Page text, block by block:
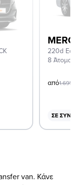
220d
8 Άτομα
από1.695
ΣΕ
van. Κάνε